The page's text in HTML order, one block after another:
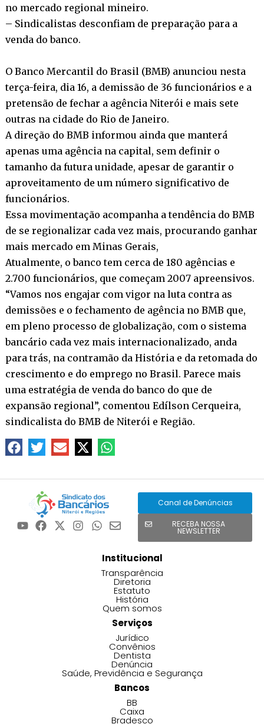
no mercado regional mineiro.
– Sindicalistas desconfiam de preparação para a
venda do banco.
O Banco Mercantil do Brasil (BMB) anunciou nesta
terça-feira, dia 16, a demissão de 36 funcionários e a
pretensão de fechar a agência Niterói e mais sete
outras na cidade do Rio de Janeiro.
A direção do BMB informou ainda que manterá
apenas uma agência na capital, sem definir o
tamanho da futura unidade, apesar de garantir o
aproveitamento de um número significativo de
funcionários.
Essa movimentação acompanha a tendência do BMB
de se regionalizar cada vez mais, procurando ganhar
mais mercado em Minas Gerais,
Atualmente, o banco tem cerca de 180 agências e
2.700 funcionários, que começam 2007 apreensivos.
“Vamos nos engajar com vigor na luta contra as
demissões e o fechamento de agência no BMB que,
em pleno processo de globalização, com o sistema
bancário cada vez mais internacionalizado, anda
para trás, na contramão da História e da retomada do
crescimento e do emprego no Brasil. Parece mais
uma estratégia de venda do banco do que de
expansão regional”, comentou Edílson Cerqueira,
sindicalista do BMB de Niterói e Região.
Canal de Denúncias
RECEBA NOSSA
NEWSLETTER
Institucional
Transparência
Diretoria
Estatuto
História
Quem somos
Serviços
Jurídico
Convênios
Dentista
Denúncia
Saúde, Previdência e Segurança
Bancos
BB
Caixa
Bradesco